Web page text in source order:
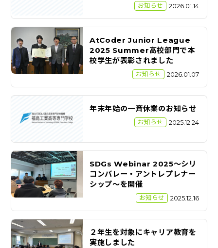
お知らせ 2026.01.14
AtCoder Junior League
2025 Summer高校部門で本
校学生が表彰されました
お知らせ 2026.01.07
年末年始の一斉休業のお知らせ
お知らせ 2025.12.24
SDGs Webinar 2025～シリ
コンバレー・アントレプレナー
シップ～を開催
お知らせ 2025.12.16
２年生を対象にキャリア教育を
実施しました